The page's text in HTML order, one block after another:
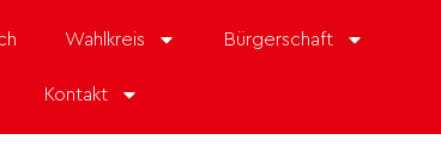
Wahlkreis Bürgerschaft
Kontakt